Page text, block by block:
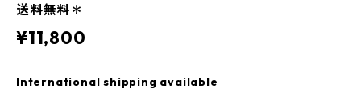
送料無料＊
¥11,800
International shipping available